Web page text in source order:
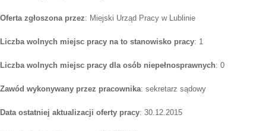
Oferta zgłoszona przez: Miejski Urząd Pracy w Lublinie
Liczba wolnych miejsc pracy na to stanowisko pracy: 1
Liczba wolnych miejsc pracy dla osób niepełnosprawnych: 0
Zawód wykonywany przez pracownika: sekretarz sądowy
Data ostatniej aktualizacji oferty pracy: 30.12.2015